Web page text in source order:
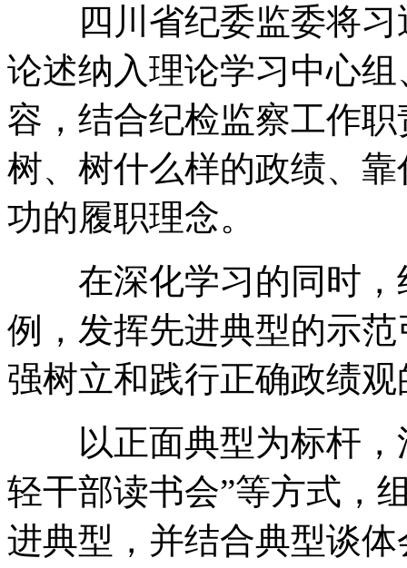
四川省纪委监委将习
论述纳入理论学习中心
容，结合纪检监察工作
树、树什么样的政绩、
功的履职理念。
在深化学习的同时，
例，发挥先进典型的示
强树立和践行正确政绩
以正面典型为标杆，
轻干部读书会”等方式，
进典型，并结合典型谈